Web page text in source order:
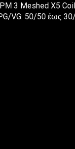
3 Meshed X5
VG: 50/50 έως